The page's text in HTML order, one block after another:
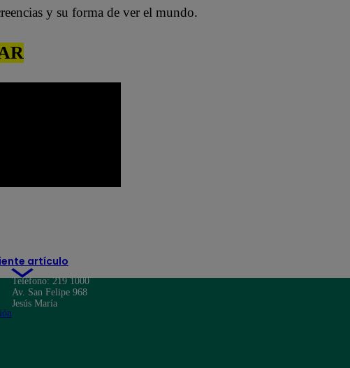
y su forma de ver el mundo.
artículo
Teléfono: 219 1000
Av. San Felipe 968
Jesús María